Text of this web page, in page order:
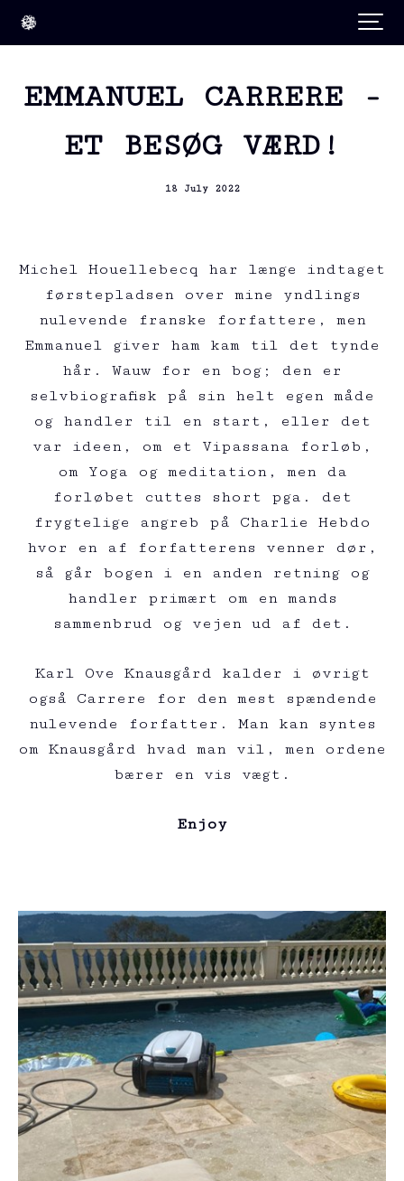
EMMANUEL CARRERE -
ET BESØG VÆRD!
18 July 2022
Michel Houellebecq har længe indtaget
førstepladsen over mine yndlings
nulevende franske forfattere, men
Emmanuel giver ham kam til det tynde
hår. Wauw for en bog; den er
selvbiografisk på sin helt egen måde
og handler til en start, eller det
var ideen, om et Vipassana forløb,
om Yoga og meditation, men da
forløbet cuttes short pga. det
frygtelige angreb på Charlie Hebdo
hvor en af forfatterens venner dør,
så går bogen i en anden retning og
handler primært om en mands
sammenbrud og vejen ud af det.
Karl Ove Knausgård kalder i øvrigt
også Carrere for den mest spændende
nulevende forfatter. Man kan syntes
om Knausgård hvad man vil, men ordene
bærer en vis vægt.
Enjoy